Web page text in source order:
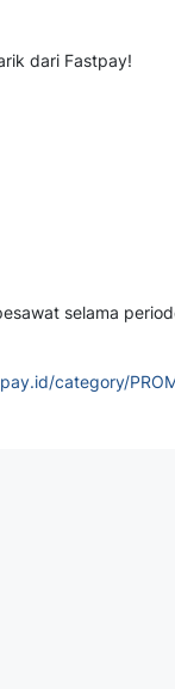
dari Fastpay!
selama
category/